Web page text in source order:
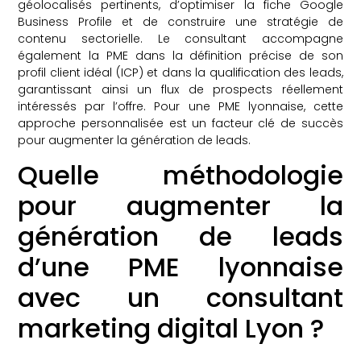
géolocalisés pertinents, d’optimiser la fiche Google
Business Profile et de construire une stratégie de
contenu sectorielle. Le consultant accompagne
également la PME dans la définition précise de son
profil client idéal (ICP) et dans la qualification des leads,
garantissant ainsi un flux de prospects réellement
intéressés par l’offre. Pour une PME lyonnaise, cette
approche personnalisée est un facteur clé de succès
pour augmenter la génération de leads.
Quelle méthodologie
pour augmenter la
génération de leads
d’une PME lyonnaise
avec un consultant
marketing digital Lyon ?